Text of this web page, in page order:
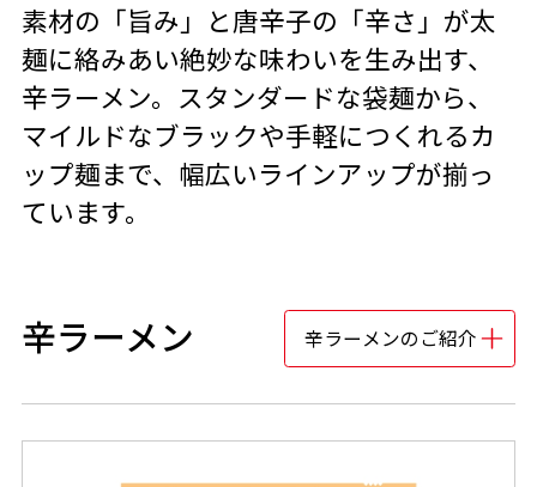
素材の「旨み」と唐辛子の「辛さ」が太
麺に絡みあい絶妙な味わいを生み出す、
辛ラーメン。スタンダードな袋麺から、
マイルドなブラックや手軽につくれるカ
ップ麺まで、幅広いラインアップが揃っ
ています。
辛ラーメン 辛ラーメンのご紹介